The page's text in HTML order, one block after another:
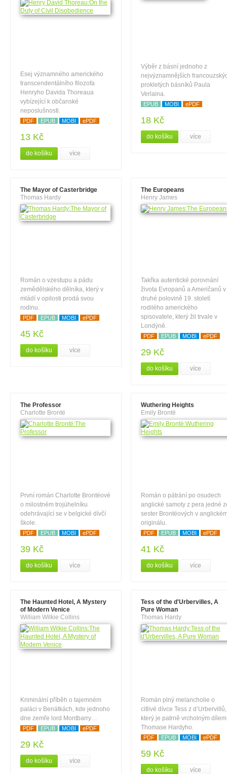
Esej významného amerického
transcendentálního filozofa
Henryho Davida Thoreaua
vybízející k občanské
neposlušnosti.
PDF EPUB MOBI ePDF
13 Kč
do košíku více
Výběr z básní jednoho z
nejvýznamnějších
prokletých básníků Paula
Verlaina.
EPUB MOBI ePDF
18 Kč
do košíku více
The Mayor of Casterbridge
Thomas Hardy
Román o vzestupu a pádu
zemědělského dělníka, který v
mládí v opilosti prodá svou
rodinu.
PDF EPUB MOBI ePDF
45 Kč
do košíku více
The Europeans
Henry James
Takřka autentické porovnání
života Evropanů a Američanů v
druhé polovině 19. století
rodilého amerického
spisovatele, který žil trvale v
Londýně.
PDF EPUB MOBI ePDF
29 Kč
do košíku více
The Professor
Charlotte Brontë
První román Charlotte Brontëové
o milostném trojúhelníku
odehrávající se v belgické dívčí
škole.
PDF EPUB MOBI ePDF
39 Kč
do košíku více
Wuthering Heights
Emily Brontë
Román o pátrání po osudech
anglické samoty z pera jedné
sester Brontëových v
originálu.
PDF EPUB MOBI ePDF
41 Kč
do košíku více
The Haunted Hotel, A Mystery
of Modern Venice
William Wilkie Collins
Kriminální příběh o tajemném
paláci v Benátkách, kde jednoho
dne zemře lord Montbarry…
PDF EPUB MOBI ePDF
29 Kč
do košíku více
Tess of the d'Urbervilles, A
Pure Woman
Thomas Hardy
Román plný melancholie o
citlivé dívce Tess z d’Urbervillů,
který je patrně vrcholným dílem
Thomase Hardyho.
PDF EPUB MOBI ePDF
59 Kč
do košíku více